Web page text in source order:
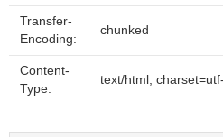
Transfer-
Encoding:
chunked
Content-
Type:
text/html;